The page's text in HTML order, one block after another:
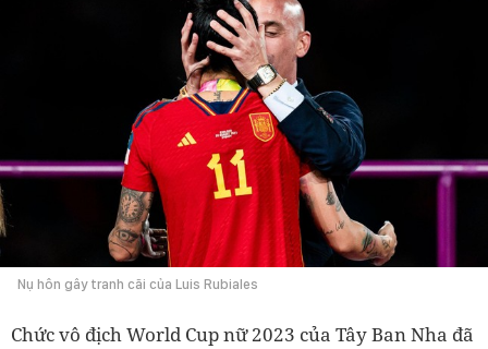
Nụ hôn gây tranh cãi của Luis Rubiales
Chức vô địch World Cup nữ 2023 của Tây Ban Nha đã